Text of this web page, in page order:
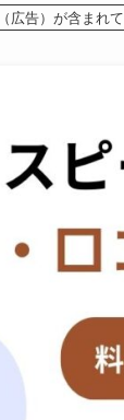
広告）が含まれて